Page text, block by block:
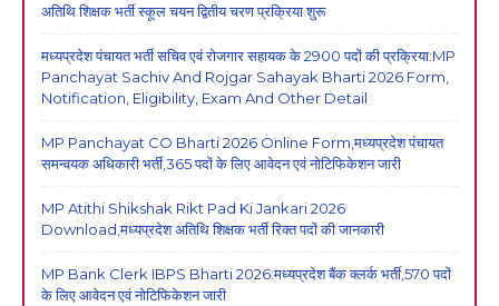
अतिथि शिक्षक भर्ती स्कूल चयन द्वितीय चरण प्रक्रिया शुरू
मध्यप्रदेश पंचायत भर्ती सचिव एवं रोजगार सहायक के 2900 पदों की प्रक्रिया:MP
Panchayat Sachiv And Rojgar Sahayak Bharti 2026 Form,
Notification, Eligibility, Exam And Other Detail
MP Panchayat CO Bharti 2026 Online Form,मध्यप्रदेश पंचायत
समन्वयक अधिकारी भर्ती,365 पदों के लिए आवेदन एवं नोटिफिकेशन जारी
MP Atithi Shikshak Rikt Pad Ki Jankari 2026
Download,मध्यप्रदेश अतिथि शिक्षक भर्ती रिक्त पदों की जानकारी
MP Bank Clerk IBPS Bharti 2026:मध्यप्रदेश बैंक क्लर्क भर्ती,570 पदों
के लिए आवेदन एवं नोटिफिकेशन जारी